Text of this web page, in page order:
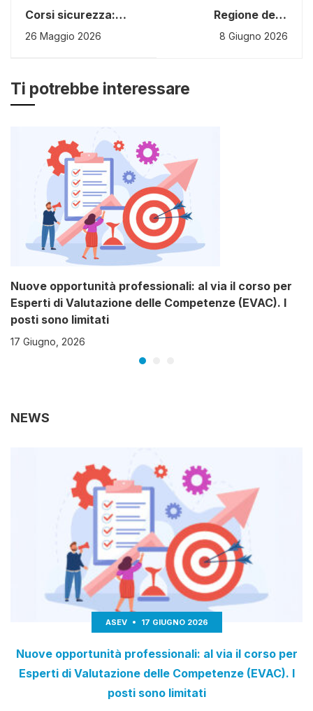
Corsi sicurezza:
novità Accordo
Stato-Regioni per
26 Maggio 2026
Regione della
Finlandia sud-
occidentale: un
8 Giugno 2026
Ti potrebbe interessare
Nuove opportunità professionali: al via il corso per
Esperti di Valutazione delle Competenze (EVAC). I
posti sono limitati
17 Giugno, 2026
NEWS
ASEV 17 GIUGNO 2026
Nuove opportunità professionali: al via il corso per
Esperti di Valutazione delle Competenze (EVAC). I
posti sono limitati